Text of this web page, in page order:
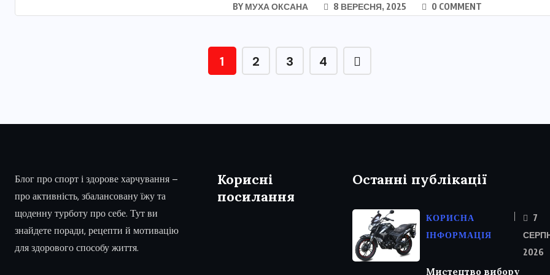
BY МУХА ОКСАНА 8 ВЕРЕСНЯ, 2025 0 COMMENT
1 2 3 4
Блог про спорт і здорове харчування –
про активність, збалансовану їжу та
щоденну турботу про себе. Тут ви
знайдете поради, рецепти й мотивацію
для здорового способу життя.
Корисні
посилання
Останні публікації
КОРИСНА
ІНФОРМАЦІЯ
7
2026
Мистецтво вибору